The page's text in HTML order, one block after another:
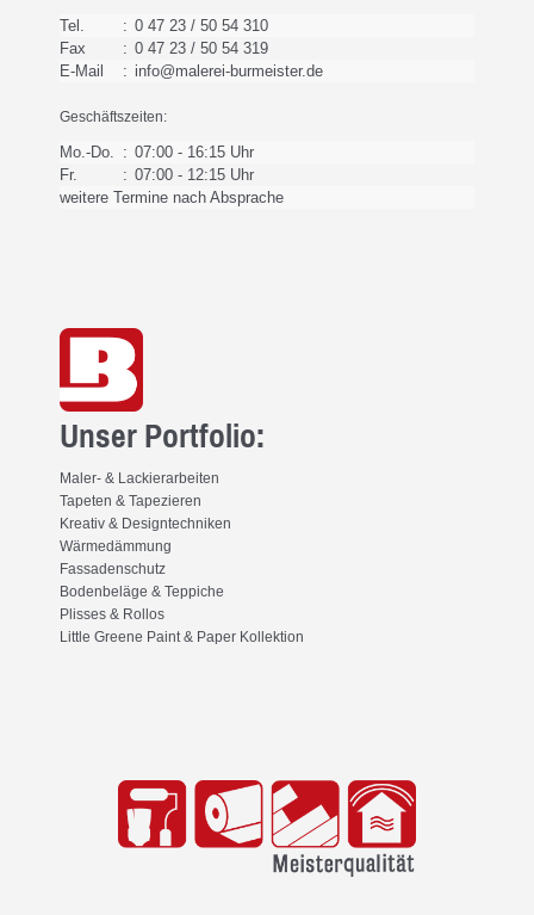
Tel. : 0 47 23 / 50 54 310
Fax
: 0 47 23 / 50 54 319
E-Mail
: info@malerei-burmeister.de
Geschäftszeiten:
Mo.-Do. : 07:00 - 16:15 Uhr
Fr.
: 07:00 - 12:15 Uhr
weitere Termine nach Absprache
Unser Portfolio:
Maler- & Lackierarbeiten
Tapeten & Tapezieren
Kreativ & Designtechniken
Wärmedämmung
Fassadenschutz
Bodenbeläge & Teppiche
Plisses & Rollos
Little Greene Paint & Paper Kollektion